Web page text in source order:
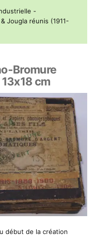
-
Jougla réunis (1911-
Bromure
cm
début de la création